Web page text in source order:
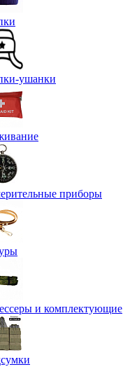
ушанки
приборы
и комплектующие